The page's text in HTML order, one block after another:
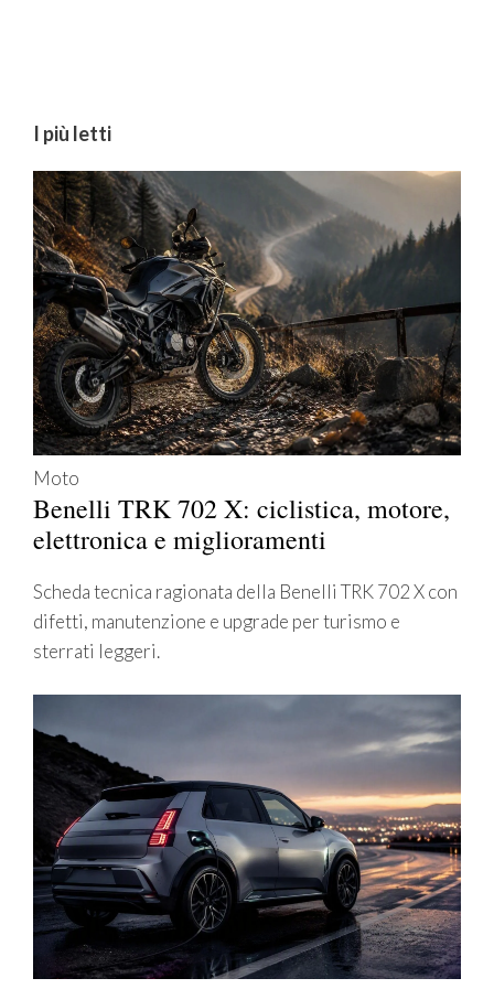
I più letti
Moto
Benelli TRK 702 X: ciclistica, motore,
elettronica e miglioramenti
Scheda tecnica ragionata della Benelli TRK 702 X con
difetti, manutenzione e upgrade per turismo e
sterrati leggeri.